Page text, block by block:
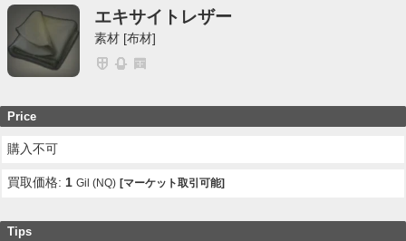
エキサイトレザー
素材 [布材]
Price
購入不可
買取価格:1 Gil (NQ) [マーケット取引可能]
Tips